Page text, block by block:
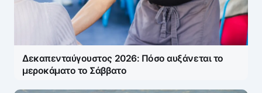
Δεκαπενταύγουστος 2026: Πόσο αυξάνεται το
μεροκάματο το Σάββατο